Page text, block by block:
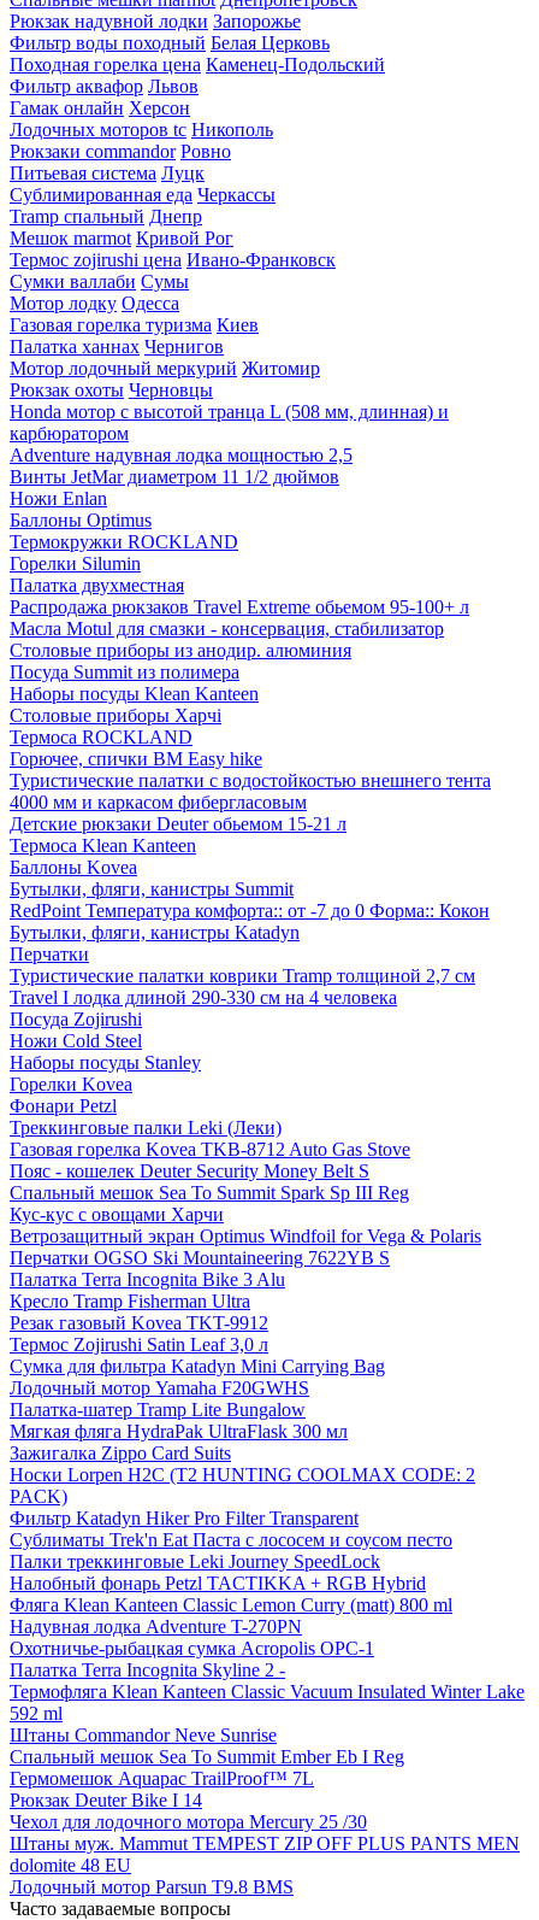
Рюкзак надувной лодки Запорожье
Фильтр воды походный Белая Церковь
Походная горелка цена Каменец-Подольский
Фильтр аквафор Львов
Гамак онлайн Херсон
Лодочных моторов tc Никополь
Рюкзаки commandor Ровно
Питьевая система Луцк
Сублимированная еда Черкассы
Tramp спальный Днепр
Мешок marmot Кривой Рог
Термос zojirushi цена Ивано-Франковск
Сумки валлаби Сумы
Мотор лодку Одесса
Газовая горелка туризма Киев
Палатка ханнах Чернигов
Мотор лодочный меркурий Житомир
Рюкзак охоты Черновцы
Honda мотор с высотой транца L (508 мм, длинная) и
карбюратором
Adventure надувная лодка мощностью 2,5
Винты JetMar диаметром 11 1/2 дюймов
Ножи Enlan
Баллоны Optimus
Термокружки ROCKLAND
Горелки Silumin
Палатка двухместная
Распродажа рюкзаков Travel Extreme обьемом 95-100+ л
Масла Motul для смазки - консервация, стабилизатор
Столовые приборы из анодир. алюминия
Посуда Summit из полимера
Наборы посуды Klean Kanteen
Столовые приборы Харчі
Термоса ROCKLAND
Горючее, спички BM Easy hike
Туристические палатки с водостойкостью внешнего тента
4000 мм и каркасом фибергласовым
Детские рюкзаки Deuter обьемом 15-21 л
Термоса Klean Kanteen
Баллоны Kovea
Бутылки, фляги, канистры Summit
RedPoint Температура комфорта:: от -7 до 0 Форма:: Кокон
Бутылки, фляги, канистры Katadyn
Перчатки
Туристические палатки коврики Tramp толщиной 2,7 см
Travel I лодка длиной 290-330 см на 4 человека
Посуда Zojirushi
Ножи Cold Steel
Наборы посуды Stanley
Горелки Kovea
Фонари Petzl
Треккинговые палки Leki (Леки)
Газовая горелка Kovea TKB-8712 Auto Gas Stove
Пояс - кошелек Deuter Security Money Belt S
Спальный мешок Sea To Summit Spark Sp III Reg
Кус-кус с овощами Харчи
Ветрозащитный экран Optimus Windfoil for Vega & Polaris
Перчатки OGSO Ski Mountaineering 7622YB S
Палатка Terra Incognita Bike 3 Alu
Кресло Tramp Fisherman Ultra
Резак газовый Kovea TKT-9912
Термос Zojirushi Satin Leaf 3,0 л
Сумка для фильтра Katadyn Mini Carrying Bag
Лодочный мотор Yamaha F20GWHS
Палатка-шатер Tramp Lite Bungalow
Мягкая фляга HydraPak UltraFlask 300 мл
Зажигалка Zippo Card Suits
Носки Lorpen H2C (T2 HUNTING COOLMAX CODE: 2
PACK)
Фильтр Katadyn Hiker Pro Filter Transparent
Сублиматы Trek'n Eat Паста с лососем и соусом песто
Палки треккинговые Leki Journey SpeedLock
Налобный фонарь Petzl TACTIKKA + RGB Hybrid
Фляга Klean Kanteen Classic Lemon Curry (matt) 800 ml
Надувная лодка Adventure T-270PN
Охотничье-рыбацкая сумка Acropolis ОРС-1
Палатка Terra Incognita Skyline 2 -
Термофляга Klean Kanteen Classic Vacuum Insulated Winter Lake
592 ml
Штаны Commandor Neve Sunrise
Спальный мешок Sea To Summit Ember Eb I Reg
Гермомешок Aquapac TrailProof™ 7L
Рюкзак Deuter Bike I 14
Чехол для лодочного мотора Mercury 25 /30
Штаны муж. Mammut TEMPEST ZIP OFF PLUS PANTS MEN
dolomite 48 EU
Лодочный мотор Parsun T9.8 BMS
Часто задаваемые вопросы